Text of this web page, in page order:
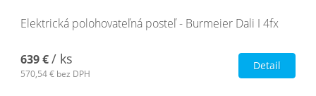
Elektrická polohovateľná posteľ - Burmeier Dali I 4fx
639 €/ ks
570,54 € bez DPH
Detail